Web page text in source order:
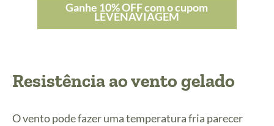
Ganhe 10% OFF com o cupom
LEVENAVIAGEM
Resistência ao vento gelado
O vento pode fazer uma temperatura fria parecer